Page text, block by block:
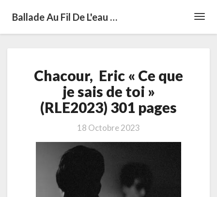
Ballade Au Fil De L'eau …
Eric
« Ce
que
je
sais
de
pages
Chacour, Eric « Ce que
je sais de toi »
(RLE2023) 301 pages
18 Octobre 2023